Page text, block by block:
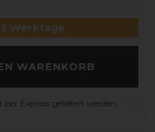
Werktage
WARENKORB
Express geliefert werden.